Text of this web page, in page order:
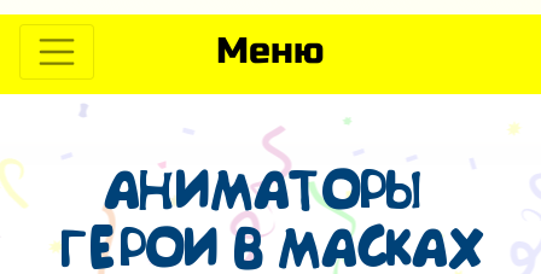
Меню
АНИМАТОРЫ
ГЕРОИ В МАСКАХ